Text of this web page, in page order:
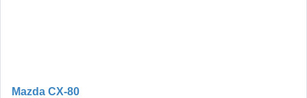
Mazda CX-80